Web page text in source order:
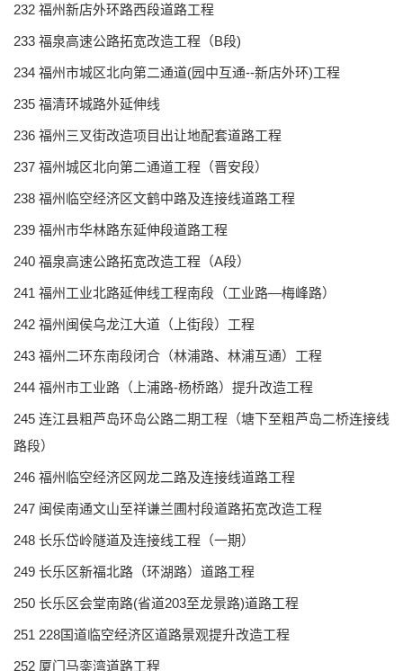
232 福州新店外环路西段道路工程
233 福泉高速公路拓宽改造工程（B段)
234 福州市城区北向第二通道(园中互通--新店外环)工程
235 福清环城路外延伸线
236 福州三叉街改造项目出让地配套道路工程
237 福州城区北向第二通道工程（晋安段）
238 福州临空经济区文鹤中路及连接线道路工程
239 福州市华林路东延伸段道路工程
240 福泉高速公路拓宽改造工程（A段）
241 福州工业北路延伸线工程南段（工业路—梅峰路）
242 福州闽侯乌龙江大道（上街段）工程
243 福州二环东南段闭合（林浦路、林浦互通）工程
244 福州市工业路（上浦路-杨桥路）提升改造工程
245 连江县粗芦岛环岛公路二期工程（塘下至粗芦岛二桥连接线
路段）
246 福州临空经济区网龙二路及连接线道路工程
247 闽侯南通文山至祥谦兰圃村段道路拓宽改造工程
248 长乐岱岭隧道及连接线工程（一期）
249 长乐区新福北路（环湖路）道路工程
250 长乐区会堂南路(省道203至龙景路)道路工程
251 228国道临空经济区道路景观提升改造工程
252 厦门马銮湾道路工程